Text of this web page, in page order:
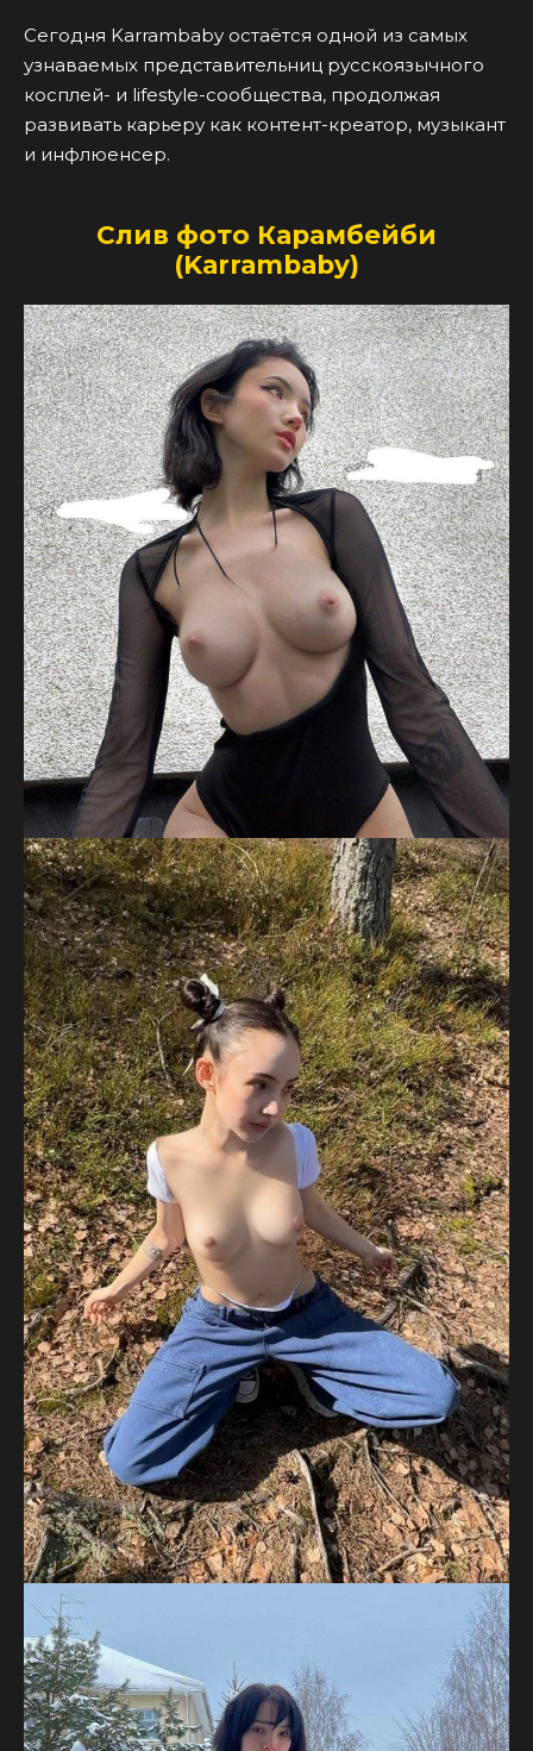
Сегодня Karrambaby остаётся одной из самых
узнаваемых представительниц русскоязычного
косплей- и lifestyle-сообщества, продолжая
развивать карьеру как контент-креатор, музыкант
и инфлюенсер.
Слив фото Карамбейби
(Karrambaby)